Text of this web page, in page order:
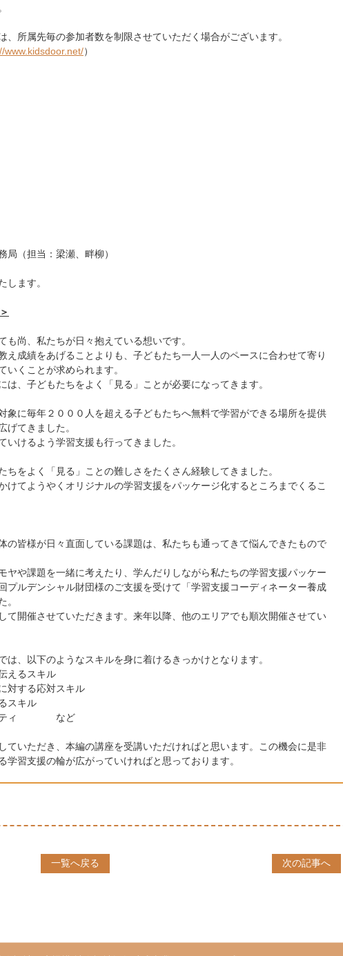
毎の参加者数を制限させていただく場合がございます。
www.kidsdoor.net/）
（担当：梁瀬、畔柳）
ます。
尚、私たちが日々抱えている想いです。
え成績をあげることよりも、子どもたち一人一人のペースに合わせて寄り
くことが求められます。
、子どもたちをよく「見る」ことが必要になってきます。
象に毎年２０００人を超える子どもたちへ無料で学習ができる場所を提供
げてきました。
けるよう学習支援も行ってきました。
をよく「見る」ことの難しさをたくさん経験してきました。
けてようやくオリジナルの学習支援をパッケージ化するところまでくるこ
の皆様が日々直面している課題は、私たちも通ってきて悩んできたもので
ヤや課題を一緒に考えたり、学んだりしながら私たちの学習支援パッケー
プルデンシャル財団様のご支援を受けて「学習支援コーディネーター養成
。
て開催させていただきます。来年以降、他のエリアでも順次開催させてい
は、以下のようなスキルを身に着けるきっかけとなります。
えるスキル
対する応対スキル
スキル
ニティ など
ていただき、本編の講座を受講いただければと思います。この機会に是非
習支援の輪が広がっていければと思っております。
一覧へ戻る 次の記事へ